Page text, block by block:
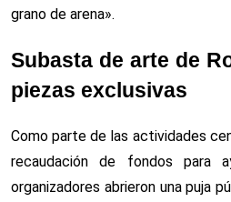
grano de arena».
Subasta de arte de
piezas exclusivas
Como parte de las actividades
recaudación de fondos para
organizadores abrieron una puja